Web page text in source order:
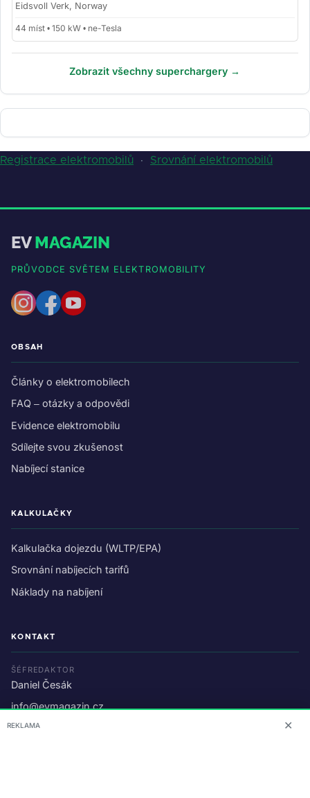
Eidsvoll Verk, Norway
44 míst • 150 kW • ne-Tesla
Zobrazit všechny superchargery →
Registrace elektromobilů · Srovnání elektromobilů
EVMAGAZIN
PRŮVODCE SVĚTEM ELEKTROMOBILITY
OBSAH
Články o elektromobilech
FAQ – otázky a odpovědi
Evidence elektromobilu
Sdílejte svou zkušenost
Nabíjecí stanice
KALKULAČKY
Kalkulačka dojezdu (WLTP/EPA)
Srovnání nabíjecích tarifů
Náklady na nabíjení
KONTAKT
ŠÉFREDAKTOR
Daniel Česák
info@evmagazin.cz
O nás
REKLAMA ✕